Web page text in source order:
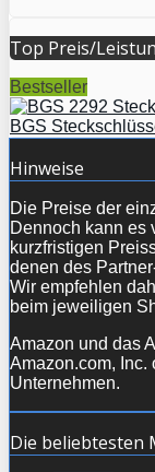
Top Preis/
Bestseller
BGS
Hinweise
Die Preise der
Dennoch kann es
kurzfristigen
denen des
Wir empfehlen
beim jeweiligen
Amazon und das
Amazon.com, Inc.
Unternehmen.
Die beliebtesten